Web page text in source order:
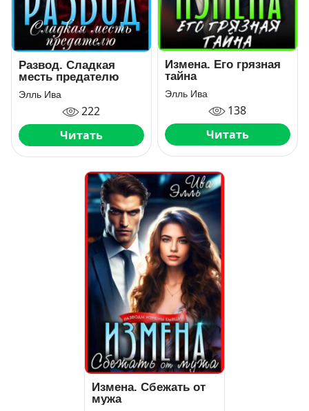
Развод. Сладкая
месть предателю
Элль Ива
222
Читать
Измена. Его грязная
тайна
Элль Ива
138
Читать
Измена. Сбежать от
мужа